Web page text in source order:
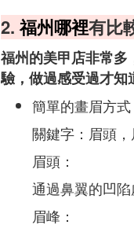
2.福州哪裡有比
福州的美甲店非常
驗，做過感受過才知
簡單的畫眉方
關鍵字：眉頭
眉頭：
通過鼻翼的凹陷
眉峰：